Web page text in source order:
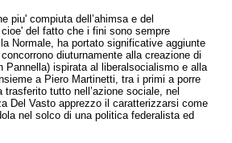
piu' compiuta dell’ahimsa e del
del fatto che i fini sono sempre
Normale, ha portato significative aggiunte
diuturnamente alla creazione di
ispirata al liberalsocialismo e alla
a Piero Martinetti, tra i primi a porre
tutto nell’azione sociale, nel
Del Vasto apprezzo il caratterizzarsi come
nel solco di una politica federalista ed